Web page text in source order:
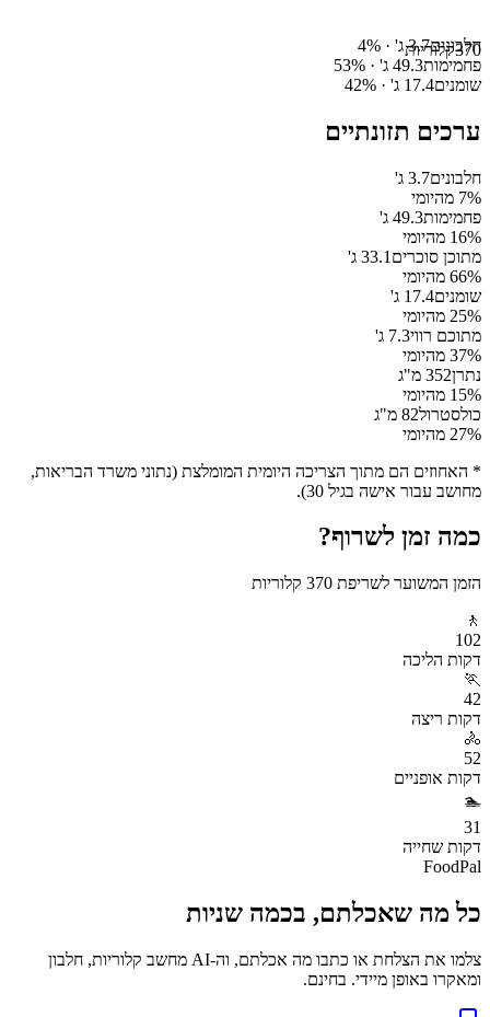
370קלוריותחלבונים3.7ג' · 4%
פחמימות49.3 ג' · 53%
שומנים17.4 ג' · 42%
ערכים תזונתיים
חלבונים3.7 ג'
7% מהיומי
פחמימות49.3 ג'
16% מהיומי
מתוכן סוכרים 33.1 ג'
66% מהיומי
שומנים17.4 ג'
25% מהיומי
מתוכם רווי7.3 ג'
37% מהיומי
נתרן352 מ"ג
15% מהיומי
כולסטרול82 מ"ג
27% מהיומי
* האחוזים הם מתוך הצריכה היומית המומלצת (נתוני משרד הבריאות,
מחושב עבור אישה בגיל 30).
כמה זמן לשרוף?
הזמן המשוער לשריפת 370 קלוריות
🚶
102
דקות הליכה
🏃
42
דקות ריצה
🚴
52
דקות אופניים
🏊
31
דקות שחייה
FoodPal
כל מה שאכלתם, בכמה שניות
צלמו את הצלחת או כתבו מה אכלתם, וה-AI מחשב קלוריות, חלבון
ומאקרו באופן מיידי. בחינם.